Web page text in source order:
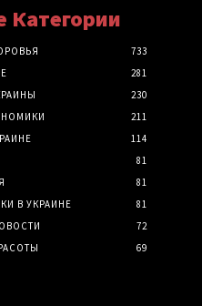
Категории
733
281
230
211
114
81
81
В УКРАИНЕ
81
72
69